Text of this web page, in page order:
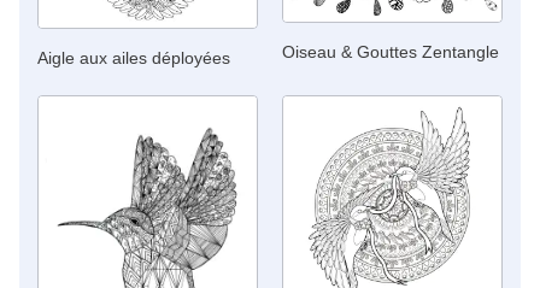
Aigle aux ailes déployées Oiseau & Gouttes Zentangle